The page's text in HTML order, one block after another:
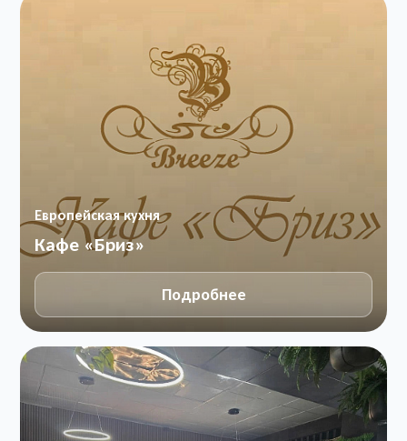
Европейская кухня
Кафе «Бриз»
Подробнее